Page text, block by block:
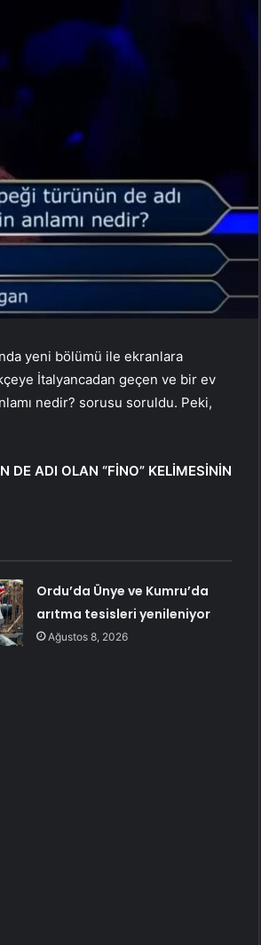
yeni bölümü ile ekranlara
İtalyancadan geçen ve bir ev
nedir? sorusu soruldu. Peki,
DE ADI OLAN “FİNO” KELİMESİNİN
Ordu’da Ünye ve Kumru’da
arıtma tesisleri yenileniyor
Ağustos 8, 2026